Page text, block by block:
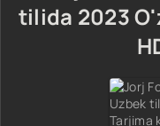
tilida 2023